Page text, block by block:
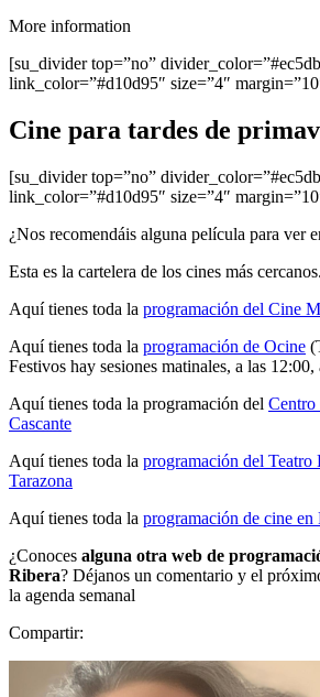
More information
[su_divider top=”no”
link_color=”#d10d95″ size=”4″
Cine para tardes de
[su_divider top=”no”
link_color=”#d10d95″ size=”4″
¿Nos recomendáis alguna película para ver
Esta es la cartelera de los cines más
Aquí tienes toda la programación del Cine
Aquí tienes toda la programación de Ocine
Festivos hay sesiones matinales, a las 12:00,
Aquí tienes toda la programación del Centro
Cascante
Aquí tienes toda la programación del Teatro
Tarazona
Aquí tienes toda la programación de cine en
¿Conoces alguna otra web de
Ribera? Déjanos un comentario y el
la agenda semanal
Compartir: